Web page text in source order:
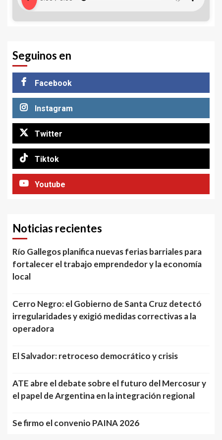
Seguinos en
Facebook
Instagram
Twitter
Tiktok
Youtube
Noticias recientes
Río Gallegos planifica nuevas ferias barriales para
fortalecer el trabajo emprendedor y la economía
local
Cerro Negro: el Gobierno de Santa Cruz detectó
irregularidades y exigió medidas correctivas a la
operadora
El Salvador: retroceso democrático y crisis
ATE abre el debate sobre el futuro del Mercosur y
el papel de Argentina en la integración regional
Se firmo el convenio PAINA 2026